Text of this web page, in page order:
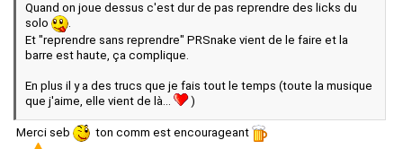
Quand on joue dessus c'est dur de pas reprendre des licks du
solo
.
Et "reprendre sans reprendre" PRSnake vient de le faire et la
barre est haute, ça complique.
En plus il y a des trucs que je fais tout le temps (toute la musique
que j'aime, elle vient de là...
)
Merci seb ton comm est encourageant